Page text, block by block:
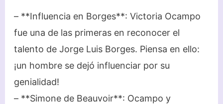
– **Influencia en Borges**: Victoria Ocampo
fue una de las primeras en reconocer el
talento de Jorge Luis Borges. Piensa en ello:
¡un hombre se dejó influenciar por su
genialidad!
– **Simone de Beauvoir**: Ocampo y